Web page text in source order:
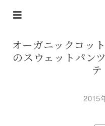
オーガニックコッ
のスウェットパン
2015